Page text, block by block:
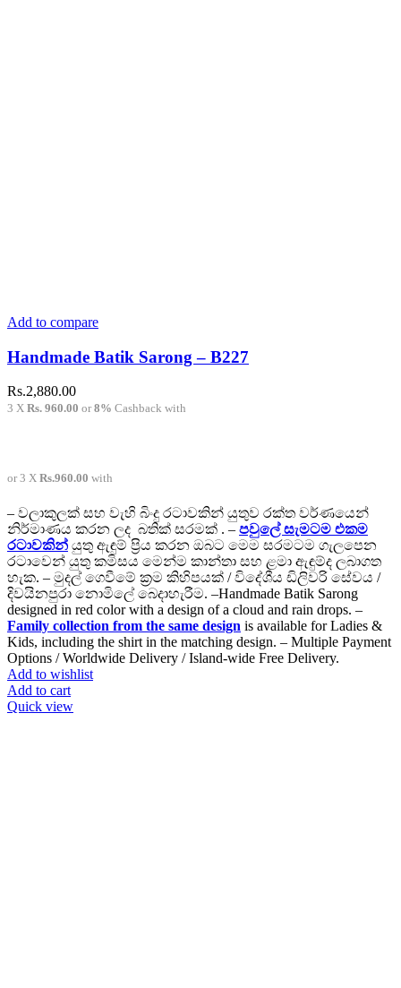
Add to compare
Handmade Batik Sarong – B227
Rs.2,880.00
3 X Rs. 960.00 or8% Cashback with
or 3 X Rs.960.00 with
– වලාකුලක් සහ වැහි බිංදු රටාවකින් යුතුව රක්ත වර්ණයෙන්
නිර්මාණය කරන ලද බතික් සරමක් . – පවුලේ සැමටම එකම
රටාවකින් යුතු ඇඳුම් ප්‍රිය කරන ඔබට මෙම සරමටම ගැලපෙන
රටාවෙන් යුතු කමිසය මෙන්ම කාන්තා සහ ළමා ඇඳුම්ද ලබාගත
හැක. – මුදල් ගෙවීමේ ක්‍රම කිහිපයක් / විදේශීය ඩිලිවරි සේවය /
දිවයිනපුරා නොමිලේ බෙදාහැරීම. –Handmade Batik Sarong
designed in red color with a design of a cloud and rain drops. –
Family collection from the same design is available for Ladies &
Kids, including the shirt in the matching design. – Multiple Payment
Options / Worldwide Delivery / Island-wide Free Delivery.
Add to wishlist
Add to cart
Quick view